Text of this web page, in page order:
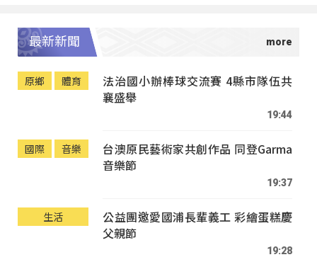
最新新聞
原鄉 體育
法治國小辦棒球交流賽 4縣市隊伍共
襄盛舉
19:44
國際 音樂
台澳原民藝術家共創作品 同登Garma
音樂節
19:37
生活
公益團邀愛國浦長輩義工 彩繪蛋糕慶
父親節
19:28